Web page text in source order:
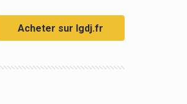
Acheter sur lgdj.fr